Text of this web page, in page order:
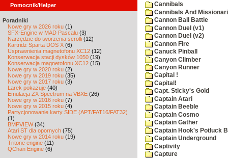
Pomocnik/Helper
Poradniki
Nowe gry w 2026 roku (1)
SFX-Engine w MAD Pascalu (3)
Narzędzie do tworzenia scrolli (12)
Kartridż Sparta DOS X (6)
Usprawnienia magnetofonu XC12 (12)
Konserwacja stacji dysków 1050 (19)
Konserwacja magnetofonu XC12 (15)
Nowe gry w 2020 roku (2)
Nowe gry w 2019 roku (35)
Nowe gry w 2017 roku (3)
Larek pokazuje (40)
Emulacja ZX Spectrum na VBXE (26)
Nowe gry w 2016 roku (7)
Nowe gry w 2015 roku (4)
Partycjonowanie karty SIDE (APT/FAT16/FAT32)
(1)
BMPVIEW(34)
Atari ST dla opornych (75)
Nowe gry w 2014 roku (19)
Tritone engine (11)
QChan Engine (6)
Cannibals
Cannibals And
Cannon Ball Battle
Cannon Duel (v1)
Cannon Duel (v2)
Cannon Fire
Canuck Pinball
Canyon Climber
Canyon Runner
Capital !
Capital!
Capt. Sticky's Gold
Captain Atari
Captain Beeble
Captain Cosmo
Captain Gather
Captain Hook's Potluck
Captain Underground
Captivity
Capture